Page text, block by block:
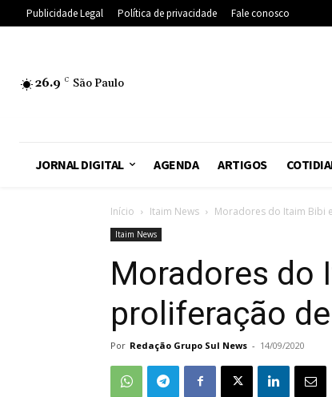
Publicidade Legal Política de privacidade Fale conosco
26.9 C São Paulo
JORNAL DIGITAL AGENDA ARTIGOS
Início Itaim News Moradores do Itaim Bibi
Itaim News
Moradores do
proliferação
Por Redação Grupo Sul News - 14/09/2020